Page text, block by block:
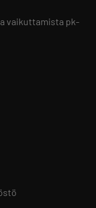
vaikuttamista pk-